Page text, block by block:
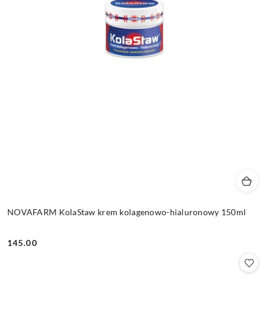
NOVAFARM KolaStaw krem kolagenowo-hialuronowy 150ml
Cena:
145.00